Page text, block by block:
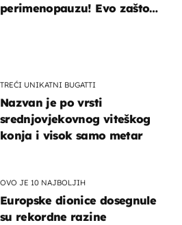
perimenopauzu! Evo zašto
TREĆI UNIKATNI BUGATTI
Nazvan je po vrsti
srednjovjekovnog viteškog
konja i visok samo metar
OVO JE 10 NAJBOLJIH
Europske dionice dosegnule
su rekordne razine